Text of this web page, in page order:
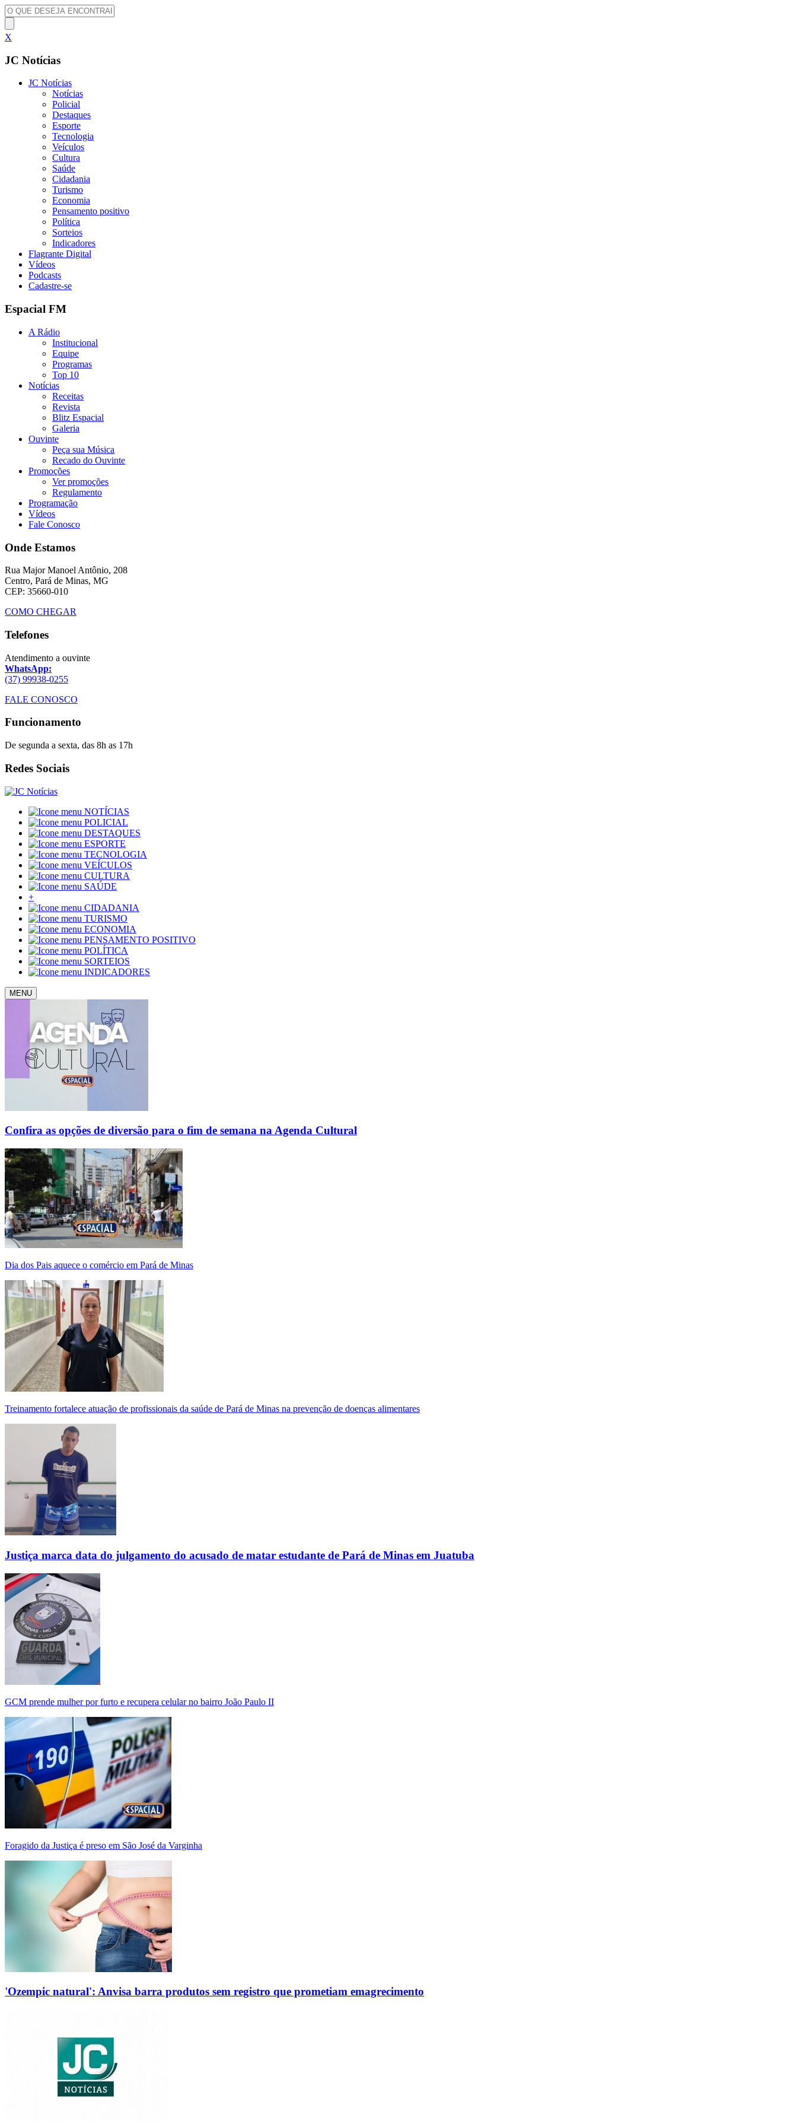
X
JC Notícias
JC Notícias
Notícias
Policial
Destaques
Esporte
Tecnologia
Veículos
Cultura
Saúde
Cidadania
Turismo
Economia
Pensamento positivo
Política
Sorteios
Indicadores
Flagrante Digital
Vídeos
Podcasts
Cadastre-se
Espacial FM
A Rádio
Institucional
Equipe
Programas
Top 10
Notícias
Receitas
Revista
Blitz Espacial
Galeria
Ouvinte
Peça sua Música
Recado do Ouvinte
Promoções
Ver promoções
Regulamento
Programação
Vídeos
Fale Conosco
Onde Estamos
Rua Major Manoel Antônio, 208
Centro, Pará de Minas, MG
CEP: 35660-010
COMO CHEGAR
Telefones
Atendimento a ouvinte
WhatsApp:
(37) 99938-0255
FALE CONOSCO
Funcionamento
De segunda a sexta, das 8h as 17h
Redes Sociais
NOTÍCIAS
POLICIAL
DESTAQUES
ESPORTE
TECNOLOGIA
VEÍCULOS
CULTURA
SAÚDE
+
CIDADANIA
TURISMO
ECONOMIA
PENSAMENTO POSITIVO
POLÍTICA
SORTEIOS
INDICADORES
MENU
Confira as opções de diversão para o fim de semana na Agenda Cultural
Dia dos Pais aquece o comércio em Pará de Minas
Treinamento fortalece atuação de profissionais da saúde de Pará de Minas na prevenção de doenças alimentares
Justiça marca data do julgamento do acusado de matar estudante de Pará de Minas em Juatuba
GCM prende mulher por furto e recupera celular no bairro João Paulo II
Foragido da Justiça é preso em São José da Varginha
'Ozempic natural': Anvisa barra produtos sem registro que prometiam emagrecimento